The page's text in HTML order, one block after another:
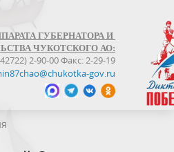
ГУБЕРНАТОРА И
ЧУКОТСКОГО АО:
2-90-00 Факс: 2-29-19
gov.ru